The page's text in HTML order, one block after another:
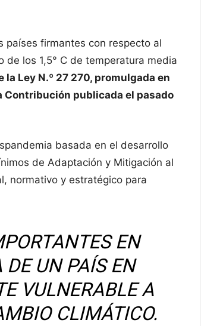
países firmantes con respecto al
los 1,5° C de temperatura media
Ley N.º 27 270, promulgada en
Contribución publicada el pasado
basada en el desarrollo
de Adaptación y Mitigación al
normativo y estratégico para
EN
DE UN PAÍS EN
VULNERABLE A
CLIMÁTICO.